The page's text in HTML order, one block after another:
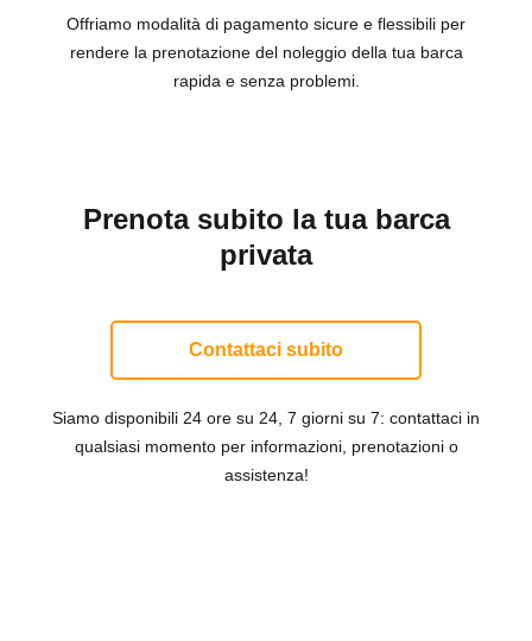
Offriamo modalità di pagamento sicure e flessibili per
rendere la prenotazione del noleggio della tua barca
rapida e senza problemi.
Prenota subito la tua barca
privata
Contattaci subito
Siamo disponibili 24 ore su 24, 7 giorni su 7: contattaci in
qualsiasi momento per informazioni, prenotazioni o
assistenza!